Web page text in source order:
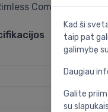
Compact,
Kad ši
taip pat
galimybę
Daugiau
Galite
su